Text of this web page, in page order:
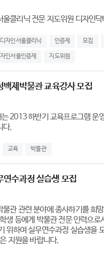
클리닉 전문 지도위원 디자인
디자인서울클리닉 인증제 모집
인서울인증제 지도위원
제박물관 교육강사 모집
2013 하반기 교육프로그램 운
다.
교육 박물관
연수과정 실습생 모집
관 관련 분야에 종사하기를 희
생 등에게 박물관 전문 인력으로
위하여 실무연수과정 실습생을
지원을 바랍니다.